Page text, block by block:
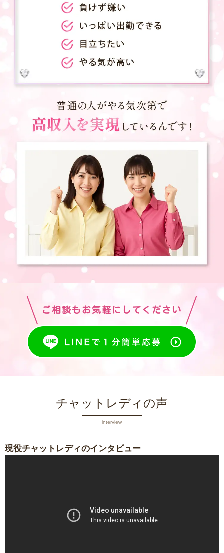
ご相談もお気軽にしてください
チャットレディの声
interview
現役チャットレディのインタビュー